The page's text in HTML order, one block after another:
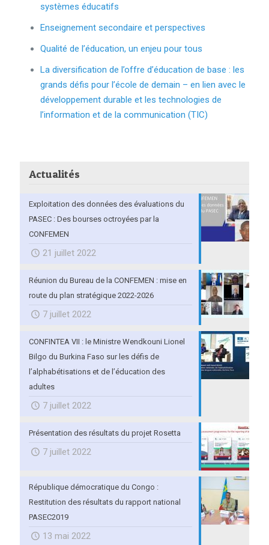
systèmes éducatifs
Enseignement secondaire et perspectives
Qualité de l’éducation, un enjeu pour tous
La diversification de l’offre d’éducation de base : les
grands défis pour l’école de demain – en lien avec le
développement durable et les technologies de
l’information et de la communication (TIC)
Actualités
Exploitation des données des évaluations du
PASEC : Des bourses octroyées par la
CONFEMEN
21 juillet 2022
Réunion du Bureau de la CONFEMEN : mise en
route du plan stratégique 2022-2026
7 juillet 2022
CONFINTEA VII : le Ministre Wendkouni Lionel
Bilgo du Burkina Faso sur les défis de
l’alphabétisations et de l’éducation des
adultes
7 juillet 2022
Présentation des résultats du projet Rosetta
7 juillet 2022
République démocratique du Congo :
Restitution des résultats du rapport national
PASEC2019
13 mai 2022